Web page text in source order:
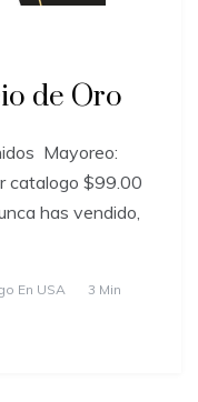
de Oro
​Mayoreo:
catalogo $99.00
has vendido,
En USA
3 Min